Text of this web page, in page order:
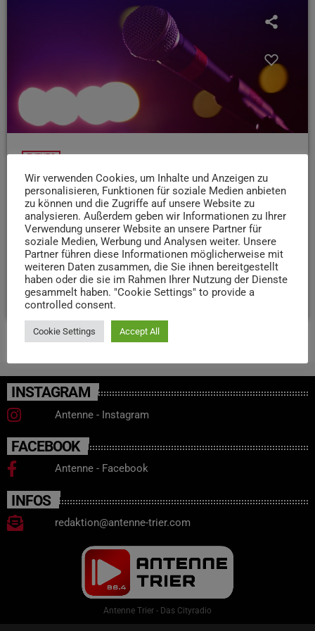
EVENTS
19.02.26: Biffy Clyro in der Rockhal
Heute Abend spielt die Band „Biffy Clyro“ in der Rock Hall
in Luxemburg. Die drei Jungs kommen aus Schottland
und sind bekannt für Songs wie „Goodbye“, „Flammable“
oder „Wolves of Winter“. Start ist um 19 Uhr, Karten
bekommt ihr ab 56 Euro auf der Website der Rockhal.
today 19. FEBRUAR 2026 27
INSTAGRAM
Antenne - Instagram
FACEBOOK
Antenne - Facebook
INFOS
redaktion@antenne-trier.com
Antenne Trier - Das Cityradio
Wir verwenden Cookies, um Inhalte und Anzeigen zu
personalisieren, Funktionen für soziale Medien anbieten
zu können und die Zugriffe auf unsere Website zu
analysieren. Außerdem geben wir Informationen zu Ihrer
Verwendung unserer Website an unsere Partner für
soziale Medien, Werbung und Analysen weiter. Unsere
Partner führen diese Informationen möglicherweise mit
weiteren Daten zusammen, die Sie ihnen bereitgestellt
haben oder die sie im Rahmen Ihrer Nutzung der Dienste
gesammelt haben. "Cookie Settings" to provide a
controlled consent.
Cookie Settings Accept All